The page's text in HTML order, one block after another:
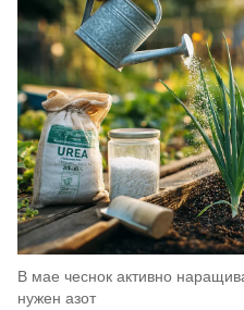
В мае чеснок активно
нужен азот